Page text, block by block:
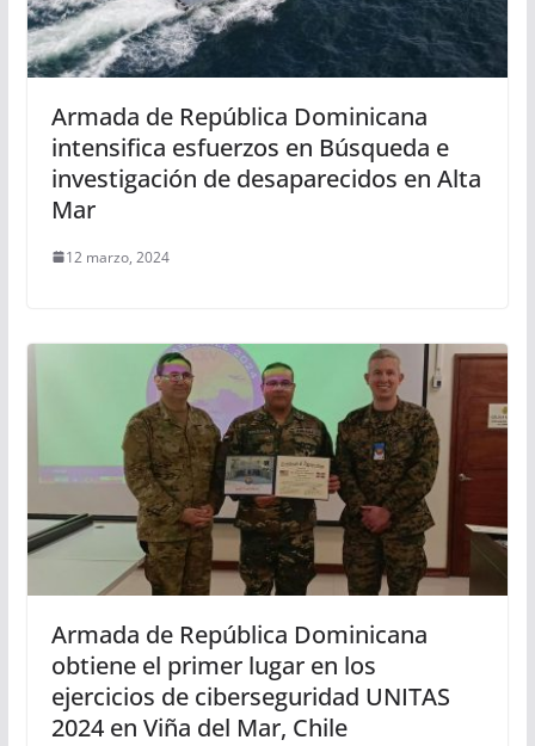
Armada de República Dominicana
intensifica esfuerzos en Búsqueda e
investigación de desaparecidos en Alta
Mar
12 marzo, 2024
Armada de República Dominicana
obtiene el primer lugar en los
ejercicios de ciberseguridad UNITAS
2024 en Viña del Mar, Chile